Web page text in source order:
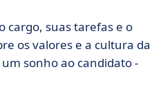
cargo, suas tarefas e o
os valores e a cultura da
sonho ao candidato -